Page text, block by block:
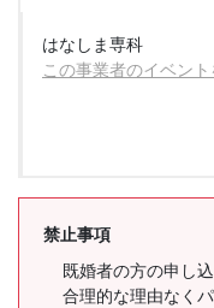
はなしま専科
この事業者のイベン
禁止事項
既婚者の方の申し
合理的な理由なく